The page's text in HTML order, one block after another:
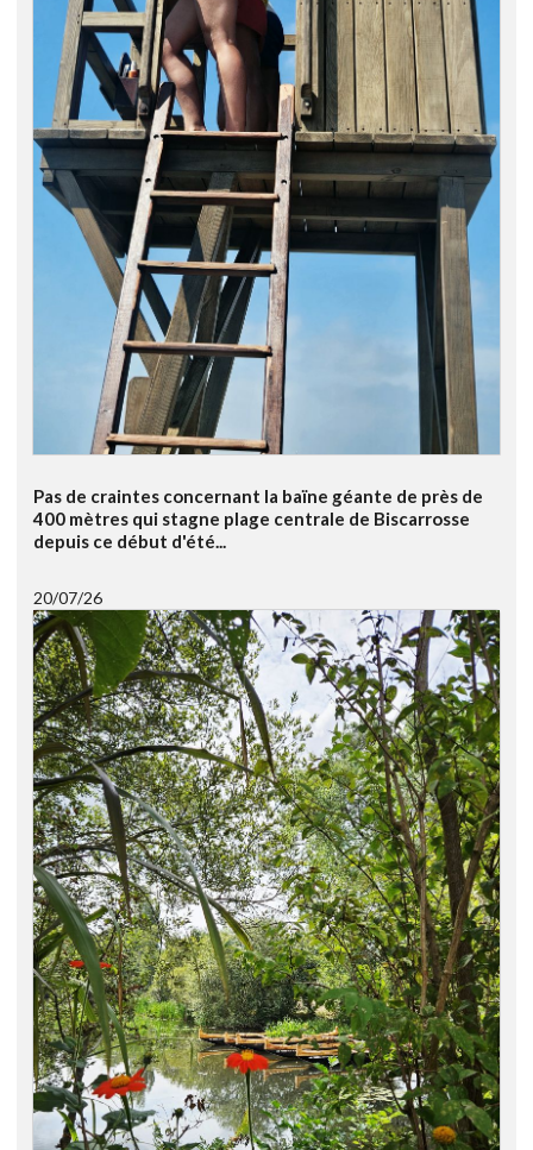
Pas de craintes concernant la baïne géante de près de
400 mètres qui stagne plage centrale de Biscarrosse
depuis ce début d'été...
20/07/26